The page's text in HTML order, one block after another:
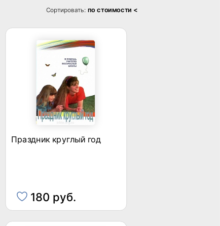
Сортировать: по стоимости <
Праздник круглый год
180 руб.